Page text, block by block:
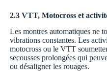
2.3 VTT, Motocross et
Les montres automatiques ne
vibrations constantes. Les
motocross ou le VTT
secousses prolongées qui
ou désaligner les rouages.